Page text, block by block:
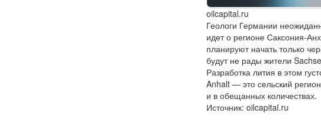
oilcapital.ru
Геологи Германии
идет о регионе Саксония-
планируют начать только
будут не рады жители
Разработка лития в этом
Anhalt — это сельский
и в обещанных количествах.
Источник: oilcapital.ru